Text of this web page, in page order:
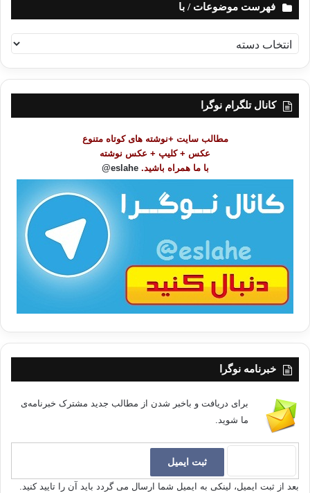
فهرست موضوعات / با
ه
ر
کانال تلگرام نوگرا
مطالب سایت +نوشته های کوتاه متنوع
عکس + کلیپ + عکس نوشته
با ما همراه باشید. eslahe@
خبرنامه نوگرا
برای دریافت و باخبر شدن از مطالب جدید مشترک خبرنامه‌ی
ما شوید.
بعد از ثبت ایمیل، لینکی به ایمیل شما ارسال می گردد باید آن را تایید کنید.